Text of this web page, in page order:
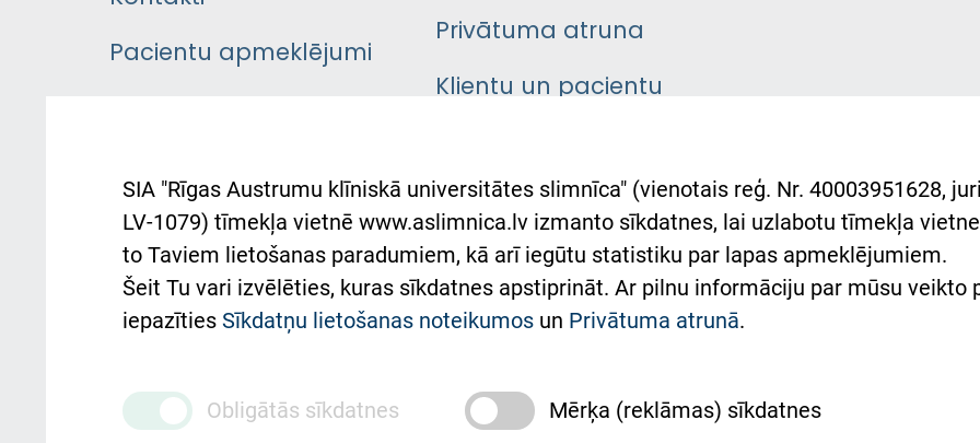
Pacientu apmeklējumi
Pacienta
atsauksmju/sūdzību
iesniegšanas kārtība
Kā pie mums nokļūt
ceļvedis
Privātuma atruna
Klientu un pacientu
Austrumu slimnīcas
atbalsts Ukrainai
Підтримка Східної лікарні
та співпраця з Україною
SIA "Rīgas Austrumu klīniskā universitātes slimnīca" (vienotais reģ. Nr. 40003951628,
LV-1079) tīmekļa vietnē www.aslimnica.lv izmanto sīkdatnes, lai uzlabotu tīmekļa
to Taviem lietošanas paradumiem, kā arī iegūtu statistiku par lapas apmeklējumiem.
Šeit Tu vari izvēlēties, kuras sīkdatnes apstiprināt. Ar pilnu informāciju par mūsu veikto
iepazīties Sīkdatņu lietošanas noteikumos un Privātuma atrunā.
Obligātās sīkdatnes Mērķa (reklāmas) sīkdatnes